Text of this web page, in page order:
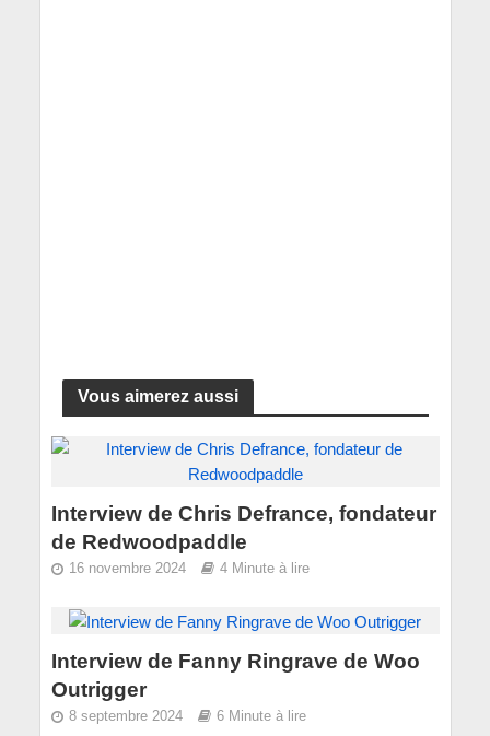
Vous aimerez aussi
Interview de Chris Defrance, fondateur
de Redwoodpaddle
16 novembre 2024 4 Minute à lire
Interview de Fanny Ringrave de Woo
Outrigger
8 septembre 2024 6 Minute à lire